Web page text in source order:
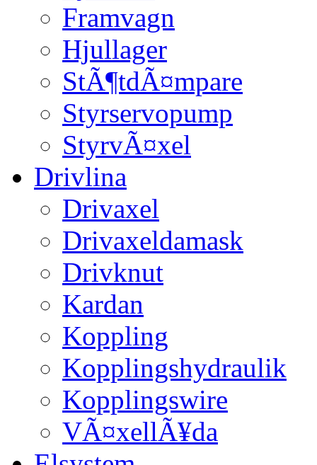
Framvagn
Hjullager
StÃ¶tdÃ¤mpare
Styrservopump
StyrvÃ¤xel
Drivlina
Drivaxel
Drivaxeldamask
Drivknut
Kardan
Koppling
Kopplingshydraulik
Kopplingswire
VÃ¤xellÃ¥da